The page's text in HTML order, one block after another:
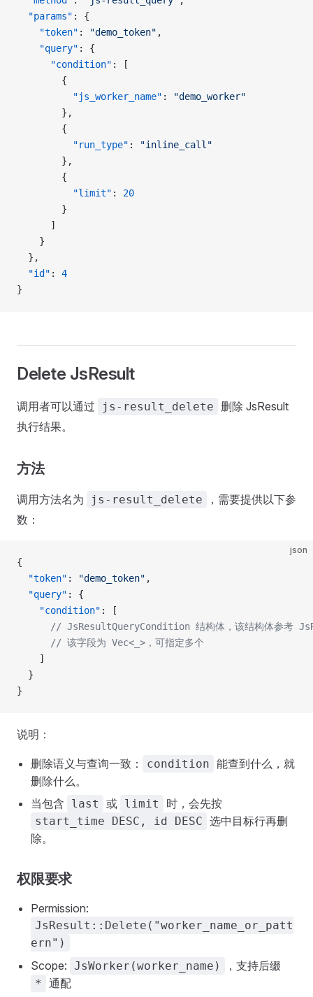
  "params"
: {
    "token"
: "demo_token" ,
    "query"
: {
      "condition"
: [
        {
          "js_worker_name"
:
"demo_worker"
        },
        {
          "run_type"
:
"inline_call"
        },
        {
          "limit"
: 20
        }
      ]
    }
  },
  "id"
: 4
}
Delete JsResult
调用者可以通过 js-result_delete 删除 JsResult
执行结果。
方法
调用方法名为 js-result_delete
，需要提供以下参
数：
json
{
  "token"
: "demo_token" ,
  "query"
: {
    "condition"
: [
// JsResultQueryCondition 结构体，该结构体参考
      // 该字段为 Vec<_>，可指定多个
    ]
  }
}
说明：
删除语义与查询一致： condition 能查到什么，就
删除什么。
当包含
last 或 limit 时，会先按
start_time DESC, id DESC 选中目标行再删
除。
权限要求
Permission:
JsResult::Delete("worker_name_or_patt
ern")
Scope: JsWorker(worker_name) ，支持后缀
* 通配